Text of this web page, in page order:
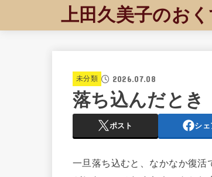
上田久美子のお
未分類 2026.07.08
落ち込んだとき
ポスト シェ
一旦落ち込むと、なかなか復